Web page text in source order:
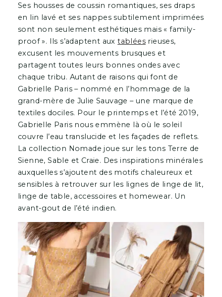
Ses housses de coussin romantiques, ses draps
en lin lavé et ses nappes subtilement imprimées
sont non seulement esthétiques mais « family-
proof ». Ils s’adaptent auxtabléesrieuses,
excusent les mouvements brusques et
partagent toutes leurs bonnes ondes avec
chaque tribu. Autant de raisons qui font de
Gabrielle Paris – nommé en l’hommage de la
grand-mère de Julie Sauvage – une marque de
textiles dociles. Pour le printemps et l’été 2019,
Gabrielle Paris nous emmène là où le soleil
couvre l’eau translucide et les façades de reflets.
La collection Nomade joue sur les tons Terre de
Sienne, Sable et Craie. Des inspirations minérales
auxquelles s’ajoutent des motifs chaleureux et
sensibles à retrouver sur les lignes de linge de lit,
linge de table, accessoires et homewear. Un
avant-gout de l’été indien.